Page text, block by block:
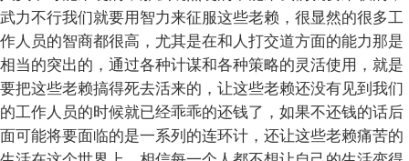
武力不行我们就要用智力来征服这些老赖，很显然的很多工
作人员的智商都很高，尤其是在和人打交道方面的能力那是
相当的突出的，通过各种计谋和各种策略的灵活使用，就是
要把这些老赖搞得死去活来的，让这些老赖还没有见到我们
的工作人员的时候就已经乖乖的还钱了，如果不还钱的话后
面可能将要面临的是一系列的连环计，还让这些老赖痛苦的